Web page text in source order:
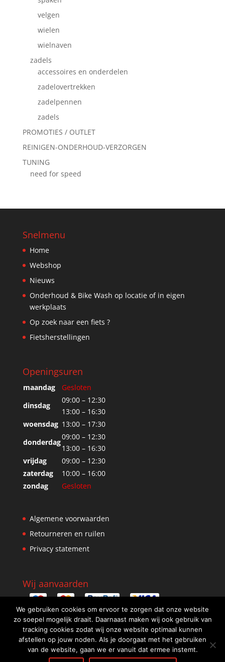
velgen
wielen
wielnaven
zadels
accessoires en onderdelen
zadelovertrekken
zadelpennen
zadels
PROMOTIES / OUTLET
REINIGEN-ONDERHOUD-VERZORGEN
TUNING
need for speed
Snelmenu
Home
Webshop
Nieuws
Onderhoud & Bike Wash op locatie of in eigen
werkplaats
Op zoek naar een fiets ?
Fietsherstellingen
Openingsuren
maandag
Gesloten
dinsdag
09:00 – 12:30
13:00 – 16:30
woensdag 13:00 – 17:30
donderdag
09:00 – 12:30
13:00 – 16:30
vrijdag
09:00 – 12:30
zaterdag
10:00 – 16:00
zondag
Gesloten
Algemene voorwaarden
Retourneren en ruilen
Privacy statement
Wij aanvaarden
We gebruiken cookies om ervoor te zorgen dat onze website
zo soepel mogelijk draait. Daarnaast maken wij ook gebruik van
tracking cookies zodat wij onze website optimaal kunnen
afstellen op jouw noden. Als je doorgaat met het gebruiken
van de website, gaan we er vanuit dat ermee instemt.